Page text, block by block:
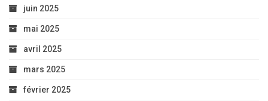
juin 2025
mai 2025
avril 2025
mars 2025
février 2025